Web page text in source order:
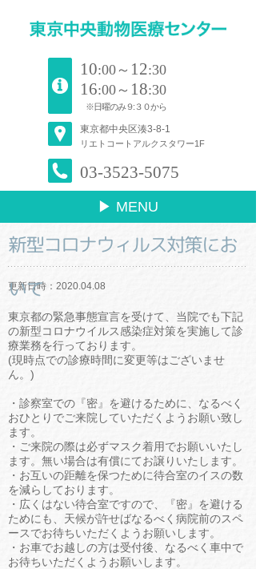
10:00～ 12:30
16:00～ 18:30
※日曜のみ９:３０から
東京都中央区湊3-8-1
リエトコートアルクスタワー1F
03-3523-5075
▶ MENU
新型コロナウィルス対策にお
いて
更新日時：2020.04.08
東京都の緊急事態宣言を受けて、当院でも下記
の新型コロナウイルス感染症対策を実施して診
療業務を行っております。
(現時点での診療時間に変更等はございませ
ん。)
・診察室での『密』を避けるために、なるべく
おひとりでご来院していただくようお願い致し
ます。
・ご来院の際は必ずマスク着用でお願いいたし
ます。無い場合は有償にてお譲りいたします。
・お互いの距離を保つために待合室のイスの数
を減らしております。
・広くはない待合室ですので、『密』を避ける
ためにも、天候が許せばなるべく病院前のスペ
ースでお待ちいただくようお願いします。
・お車でお越しの方は受付後、なるべく車中で
お待ちいただくようお願いします。